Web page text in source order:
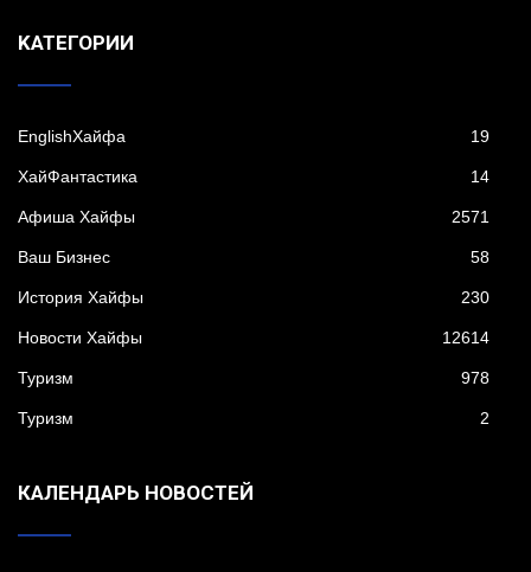
KАТЕГОРИИ
EnglishХайфа 19
XайФантастика 14
Афиша Хайфы 2571
Ваш Бизнес 58
История Хайфы 230
Новости Хайфы 12614
Туризм 978
Туризм 2
КАЛЕНДАРЬ НОВОСТЕЙ